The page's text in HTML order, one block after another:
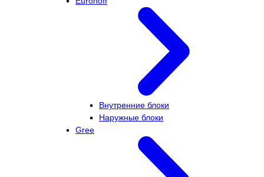
Внутренние блоки
Наружные блоки
Gree